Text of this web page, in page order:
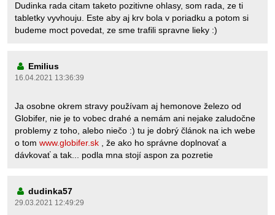
Dudinka rada citam taketo pozitivne ohlasy, som rada, ze ti
tabletky vyvhouju. Este aby aj krv bola v poriadku a potom si
budeme moct povedat, ze sme trafili spravne lieky :)
Emilius
16.04.2021 13:36:39
Ja osobne okrem stravy používam aj hemonove železo od
Globifer, nie je to vobec drahé a nemám ani nejake zaludočne
problemy z toho, alebo niečo :) tu je dobrý článok na ich webe
o tom www.globifer.sk , že ako ho správne doplnovať a
dávkovať a tak... podla mna stojí aspon za pozretie
dudinka57
29.03.2021 12:49:29